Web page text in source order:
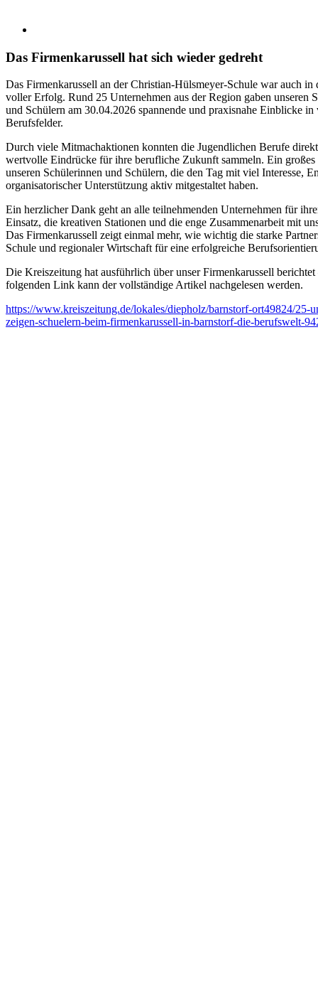
Das Firmenkarussell hat sich wieder gedreht
Das Firmenkarussell an der Christian-Hülsmeyer-Schule war auch in
voller Erfolg. Rund 25 Unternehmen aus der Region gaben unseren
und Schülern am 30.04.2026 spannende und praxisnahe Einblicke in
Berufsfelder.
Durch viele Mitmachaktionen konnten die Jugendlichen Berufe
wertvolle Eindrücke für ihre berufliche Zukunft sammeln. Ein
unseren Schülerinnen und Schülern, die den Tag mit viel Interesse,
organisatorischer Unterstützung aktiv mitgestaltet haben.
Ein herzlicher Dank geht an alle teilnehmenden Unternehmen für
Einsatz, die kreativen Stationen und die enge Zusammenarbeit mit
Das Firmenkarussell zeigt einmal mehr, wie wichtig die starke
Schule und regionaler Wirtschaft für eine erfolgreiche
Die Kreiszeitung hat ausführlich über unser Firmenkarussell berichtet
folgenden Link kann der vollständige Artikel nachgelesen werden.
https://www.kreiszeitung.de/lokales/diepholz/barnstorf-ort49824/25-
zeigen-schuelern-beim-firmenkarussell-in-barnstorf-die-berufswelt-